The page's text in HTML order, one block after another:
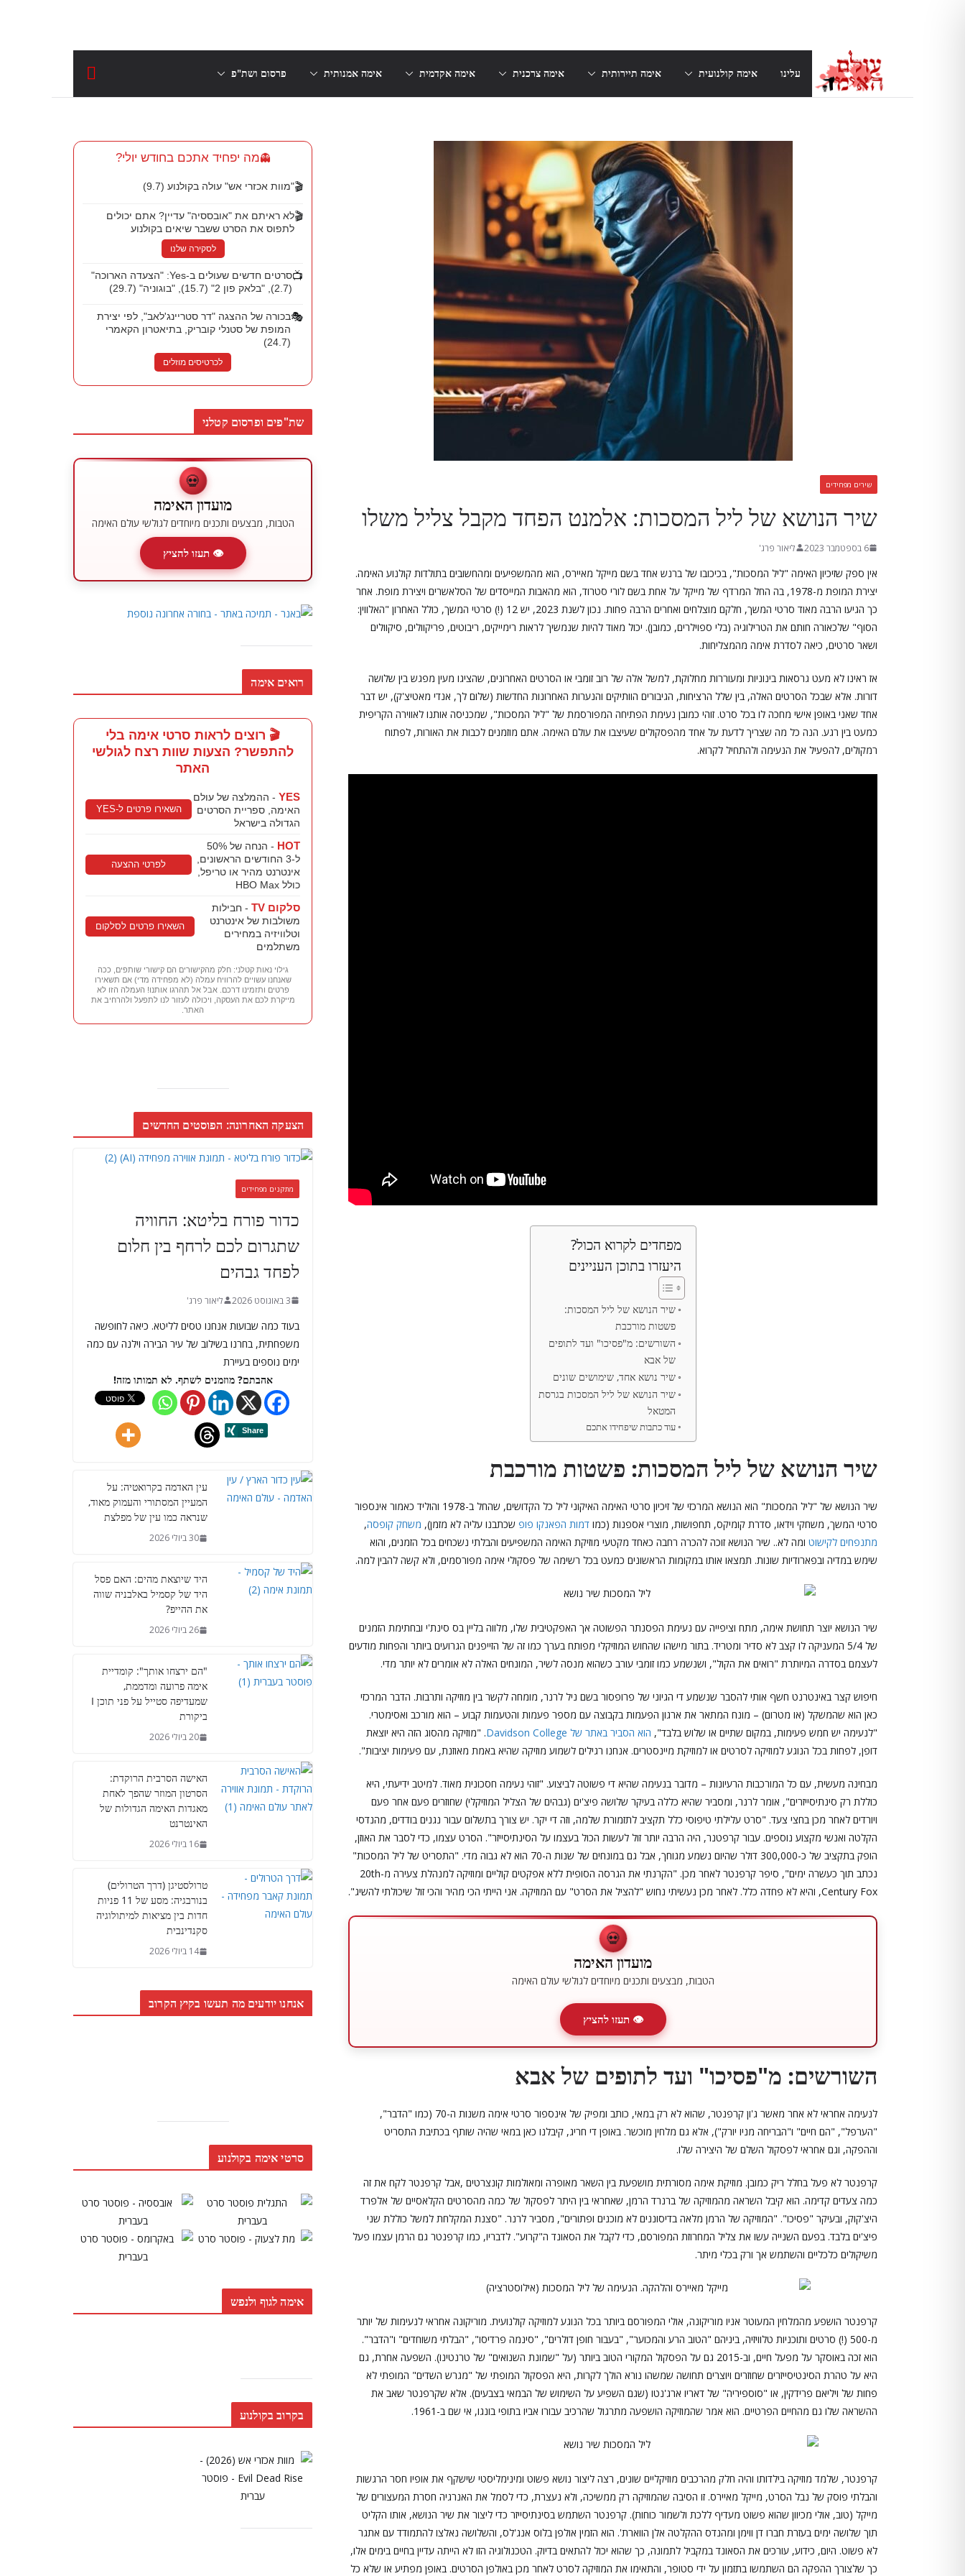
content
עלינו אימה קולנועית אימה תיירותית אימה צרכנית אימה אקדמית אימה אמנותית פרסום ושת"פ
שירים מפחידים
שיר הנושא של ליל המסכות: אלמנט הפחד מקבל צליל משלו
6 בספטמבר 2023 ליאור פרג'
אין ספק שזיכיון האימה "ליל המסכות", בכיכובו של ברנש אחד בשם מייקל מאיירס, הוא מהמשפיעים ומהחשובים בתולדות קולנוע האימה.
יצירת המופת מ-1978, בה החל המרדף של מייקל על אחת בשם לורי סטרוד, הוא מהאבות המייסדים של הסלאשרים ויצירת מופת. אחר
כך הגיעו הרבה מאוד סרטי המשך, חלקם מוצלחים ואחרים הרבה פחות. נכון לשנת 2023, יש 12 (!) סרטי המשך, כולל האחרון "האלווין:
הסוף" שלכאורה חותם את הטרילוגיה (בלי ספוילרים, כמובן). יכול מאוד להיות שנמשיך לראות רימייקים, ריבוטים, פריקוולים, סיקוולים
ושאר סרטים, כיאה לסדרת אימה מהמצליחות.
אז ראינו לא מעט גרסאות בינוניות ומעוררות מחלוקת, למשל אלה של רוב זומבי או הסרטים האחרונים, שהציגו מעין מפגש בין שלושה
דורות. אלא שבכל הסרטים האלה, בין שלל הרציחות, הגיבורים הוותיקים והנערות האחרונות החדשות (שלום לך, אנדי מאטיצ'ק), יש דבר
אחד שאני באופן אישי מחכה לו בכל סרט. זוהי כמובן נעימת הפתיחה המפורסמת של "ליל המסכות", שמכניסה אותנו לאווירה הקריפית
כמעט בין רגע. הנה כל מה שצריך לדעת על אחד מהפסקולים שעיצבו את עולם האימה. אתם מוזמנים לכבות את האורות, לפתוח
רמקולים, להפעיל את הנעימה ולהתחיל לקרוא.
מפחדים לקרוא הכול?
היעזרו בתוכן העניינים
שיר הנושא של ליל המסכות:
פשטות מורכבת
השורשים: מ"פסיכו" ועד לתופים
של אבא
שיר נושא אחד, שימושים שונים
שיר הנושא של ליל המסכות בגרסת
המטאל
עוד כתבות שיפחידו אתכם
שיר הנושא של ליל המסכות: פשטות מורכבת
שיר הנושא של "ליל המסכות" הוא הנושא המרכזי של זיכיון סרטי האימה האיקוני ליל כל הקדושים, שהחל ב-1978 והוליד כאמור אינספור
סרטי המשך, משחקי וידאו, סדרת קומיקס, תחפושות, מוצרי אספנות (כמו דמות הפאנקו פופ שכתבנו עליה לא מזמן), משחק קופסה,
מתנפחים לקישוט ומה לא.. שיר הנושא זוכה להכרה רחבה כאחד מקטעי מוזיקת האימה המשפיעים והבלתי נשכחים בכל הזמנים, והוא
שימש במדיה ובפארודיות שונות. תמצאו אותו במקומות הראשונים כמעט בכל רשימה של פסקולי אימה מפורסמים, ולא קשה להבין למה.
שיר הנושא יוצר תחושת אימה, מתח וציפייה עם נעימת הפסנתר הפשוטה אך האפקטיבית שלו, מלווה בליין בס סינת'י ובחתימת הזמנים
של 5/4 המעניקה לו קצב לא סדיר ומטריד. בתור מישהו שהחוש המוזיקלי מפותח בערך כמו זה של הזייפנים הגרועים ביותר והפחות מודעים
לעצמם בסדרה המיותרת "רואים את הקול", ושנשמע כמו זומבי עורב כשהוא מנסה לשיר, המונחים האלה לא אומרים לא יותר מדי.
חיפוש קצר באינטרנט חשף אותי להסבר שנשמע די הגיוני של פרופסור בשם ניל לרנר, מומחה לקשר בין מוזיקה ותרבות. הדבר המרכזי
כאן הוא שהמשקל (או מטרום) – מונח המתאר את ארגון הפעמות בקבוצה עם מספר פעמות והטעמות קבוע – הוא מורכב ואסימטרי.
"לנעימה יש חמש פעימות, במקום שתיים או שלוש בלבד", הוא הסביר באתר של Davidson College
. "מוזיקה מהסוג הזה היא יוצאת
דופן, לפחות בכל הנוגע למוזיקה לסרטים או למוזיקת מיינסטרים. אנחנו רגילים לשמוע מוזיקה שהיא באמת מאוזנת, עם פעימות יציבות".
מבחינה מעשית, עם כל המורכבות הרעיונות – מדובר בנעימה שהיא די פשוטה לביצוע. "זוהי נעימה חסכונית מאוד. למיטב ידיעתי, היא
כוללת רק סינתיסייזרים", אומר לרנר, ומסביר שהיא כללה בעיקר שלושה פיצ'ים (גבהים של הצליל המוזיקלי) שחוזרים פעם אחר פעם
ויורדים לאחר מכן בחצי צעד. "סרט עלילתי טיפוסי כלל תקציב לתזמורת שלמה, וזה די יקר. יש צורך בתשלום עבור נגנים בודדים, מהנדסי
הקלטה ואנשי מקצוע נוספים. עבור קרפטנר, היה הרבה יותר זול לעשות הכול בעצמו על הסינתיסייזר". הסרט עצמו, כדי לסבר את האוזן,
הופק בתקציב של כ-300,000 דולר שהיום נשמע מגוחך, אבל גם במונחים של שנות ה-70 הוא לא גבוה מדי. "התסריט של ליל המסכות"
נכתב תוך כעשרה ימים", סיפר קרפנטר לאחר מכן. "הקרנתי את הגרסה הסופית ללא אפקטים קוליים ומוזיקה למנהלת צעירה מ-20th
Century Fox, והיא לא פחדה כלל. לאחר מכן נעשיתי נחוש "להציל את הסרט" עם המוזיקה. אני הייתי הכי מהיר והכי זול שיכולתי להשיג".
💀
מועדון האימה
הטבות, מבצעים ותכנים מיוחדים לגולשי עולם האימה
👁 תעזו להציץ
השורשים: מ"פסיכו" ועד לתופים של אבא
לנעימה אחראי לא אחר מאשר ג'ון קרפנטר, שהוא לא רק במאי, כותב ומפיק של אינספור סרטי אימה משנות ה-70 (כמו "הדבר",
"הערפל", "הם חיים" ו"הבריחה מניו יורק"), אלא גם מלחין מוכשר. באופן די חריג, קיבלנו כאן במאי שהיה שותף בכתיבת התסריט
וההפקה, וגם אחראי לפסקול השלם של היצירה שלו.
קרפנטר לא פעל בחלל ריק כמובן. מוזיקת אימה מסורתית מושפעת בין השאר מאופרה ומאולמות קונצרטים ,אבל קרפנטר לקח את זה
כמה צעדים קדימה. הוא קיבל השראה מהמוזיקה של ברנרד הרמן, שאחראי בין היתר לפסקול של כמה מהסרטים הקלאסיים של אלפרד
היצ'קוק, ובעיקר "פסיכו". "המוזיקה של הרמן מלאה בדיסוננים לא מוכנים ופתורים", מסביר לרנר. "סצנת המקלחת למשל כוללת שני
פיצ'ים בלבד. בפעם השנייה עשו את צליל המחרוזת המפורסם, כדי לקבל את הסאונד ה"קרוע". לדבריו, כמו קרפנטר גם הרמן עצמו פעל
משיקולים כלכליים והשתמש אך ורק בכלי מיתר.
קרפנטר הושפע מהמלחין המעוטר אניו מוריקונה, אולי המפורסם ביותר בכל הנוגע למוזיקה קולנועית. מוריקונה אחראי לנעימות של יותר
מ-500 (!) סרטים ותוכניות טלוויזיה, ביניהם "הטוב הרע והמכוער", "בעבור חופן דולרים", "סינמה פרדיסו", "הבלתי משוחדים" ו"הדבר".
הוא זכה באוסקר על מפעל חיים, וב-2015 גם על הפסקול המקורי הטוב ביותר (על "שמונת השנואים" של טרנטינו). השפעה אחרת, גם
היא על טהרת הסינטיסייזרים שחוזרים ויוצרים תחושה שמשהו נורא הולך לקרות, היא הפסקול המופתי של "מגרש השדים" המופתי לא
פחות של ויליאם פרידקין, או "סוספיריה" של דאריו ארג'נטו (שגם השפיע על השימוש של הבמאי בצבעים). אלא שקרפנטר שאב את
ההשראה שלו גם מהחיים הפרטיים. הוא אמר שהמוזיקה הושפעה מתרגול שהרכיב עבורו אביו בתופי בונגו, אי שם ב-1961.
קרפנטר, שלמד מוזיקה בילדותו והיה חלק מהרכבים מוזיקליים שונים, רצה ליצור נושא פשוט ומינימליסטי שישקף את אופיו חסר הרגשות
והבלתי פוסק של נבל הסרט, מייקל מאיירס. זו הסיבה שהמוזיקה רק ממשיכה, ולא נעצרת, כדי לסמל את האנרגיה חסרת המעצורים של
מייקל (טוב, אולי מכיוון שהוא פשוט מעדיף ללכת ולשמור כוחות). קרפנטר השתמש בסינתיסייזר כדי ליצור את שיר הנושא, אותו הקליט
תוך שלושה ימים בעזרת חברו דן ווימן ומהנדס ההקלטה אלן הווארת'. הוא הזמין אולפן בלוס אנג'לס, והשלושה נאלצו להתמודד עם אתגר
לא פשוט. היום, כידוע, עורכים את הסאונד במקביל לתמונה, כך שהוא יכול להתאים בדיוק. הטכנולוגיה הזו לא הייתה עדיין בחיים בימים אלו,
כך שלצורך ההפקה הם השתמשו בתזמון על ידי סטופר, והתאימו את המוזיקה לסרט לאחר מכן באולפן הסרטים. באופן מפתיע או שלא כל
👻מה יפחיד אתכם בחודש יולי?
🎬"מוות אכזרי אש" עולה בקולנוע (9.7)
🎬לא ראיתם את "אובססיה" עדיין? אתם יכולים
לתפוס את הסרט ששבר שיאים בקולנוע
לסקירה שלנו
📺
סרטים חדשים שעולים ב-Yes: "הצעדה הארוכה"
(2.7), "בלאק פון 2" (15.7), "בוגוניה" (29.7)
🎭בכורה של ההצגה "דר סטריינג'לאב", לפי יצירת
המופת של סטנלי קובריק, בתיאטרון הקאמרי
(24.7)
לכרטיסים מוזלים
שת"פים ופרסום קטלני
💀
מועדון האימה
הטבות, מבצעים ותכנים מיוחדים לגולשי עולם האימה
👁 תעזו להציץ
רואים אימה
🎬 רוצים לראות סרטי אימה בלי
להתפשר? הצעות שוות רצח לגולשי
האתר
YES - ההמלצה של עולם
האימה, ספריית הסרטים
הגדולה בישראל
השאירו פרטים ל-YES
HOT
- הנחה של 50%
ל-3 החודשים הראשונים,
אינטרנט מהיר או טריפל,
כולל HBO Max
לפרטי ההצעה
סלקום TV
- חבילות
משולבות של אינטרנט
וטלוויזיה במחירים
משתלמים
השאירו פרטים לסלקום
גילוי נאות קטלני: חלק מהקישורים הם קישורי שותפים, ככה
שאנחנו עשויים להרוויח עמלה (לא מפחידה מדי) אם תשאירו
פרטים ותזמינו דרכם. אבל אל תהרגו אותנו! העמלה הזו לא
מייקרת לכם את העסקה, ויכולה לעזור לנו לתפעל ולהרחיב את
האתר.
הצעקה האחרונה: הפוסטים החדשים
מתקנים מפחידים
כדור פורח בליטא: החוויה
שתגרום לכם לרחף בין חלום
לפחד גבהים
3 באוגוסט 2026 ליאור פרג'
בעוד כמה שבועות אנחנו טסים לליטא. כיאה לחופשה
משפחתית, בחרנו בשילוב של עיר הבירה וילנה עם כמה
ימים נוספים בעיירת
אהבתם? מוזמנים לשתף. לא תמותו מזה!
עין האדמה בקרואטיה: על
המעיין המסתורי והעמוק מאוד,
שנראה כמו עין של מפלצת
30 ביולי 2026
היד שיוצאת מהים: האם פסל
היד של קסמיל באלבניה שווה
את ההייפ?
26 ביולי 2026
"הם ירצחו אותך": קומדיית
אימה פרועה ומדממת,
שמעדיפה סטייל על פני תוכן I
ביקורת
20 ביולי 2026
האישה הסרבית הרוקדת:
הסרטון המוזר שהפך לאחת
מאגדות האימה הגדולות של
האינטרנט
16 ביולי 2026
טרולסטיגן (דרך הטרולים)
בנורבגיה: מסע של 11 פניות
חדות בין מציאות למיתולוגיה
סקנדינבית
14 ביולי 2026
אנחנו יודעים מה תעשו בקיץ הקרוב
סרטי אימה בקולנוע
אימה לגוף ולנפש
בקרוב בקולנוע